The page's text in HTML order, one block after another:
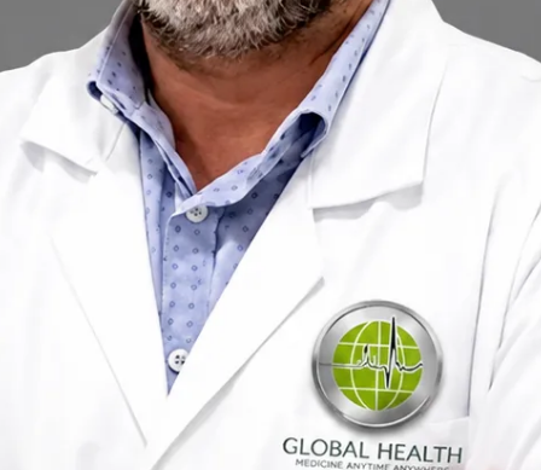
Voltar à equipa de Portugal Perfil do médico
Dr Egas Moura
Pediatra
Revise os detalhes do perfil do médico, áreas de consulta e
opções de agendamento antes de marcar a sua consulta.
Portugal
Portuguese, English
Registado em Portugal
Consulta online disponível
Escolher horário com Egas
Verificar registo